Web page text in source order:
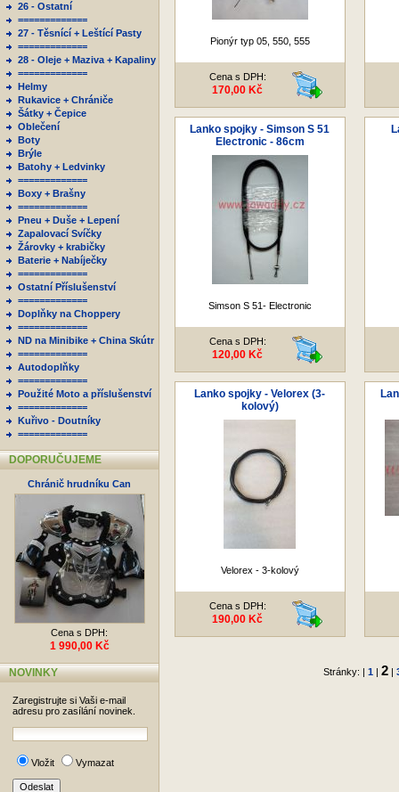
26 - Ostatní
=============
27 - Těsnící + Leštící Pasty
=============
28 - Oleje + Maziva + Kapaliny
=============
Helmy
Rukavice + Chrániče
Šátky + Čepice
Oblečení
Boty
Brýle
Batohy + Ledvinky
=============
Boxy + Brašny
=============
Pneu + Duše + Lepení
Zapalovací Svíčky
Žárovky + krabičky
Baterie + Nabíječky
=============
Ostatní Příslušenství
=============
Doplňky na Choppery
=============
ND na Minibike + China Skútr
=============
Autodoplňky
=============
Použité Moto a příslušenství
=============
Kuřivo - Doutníky
=============
DOPORUČUJEME
Chránič hrudníku Can
Cena s DPH:
1 990,00 Kč
NOVINKY
Zaregistrujte si Vaši e-mail
adresu pro zasílání novinek.
Vložit Vymazat
Pionýr typ 05, 550, 555
Cena s DPH:
170,00 Kč
Lanko spojky - Simson S 51
Electronic - 86cm
Simson S 51- Electronic
Cena s DPH:
120,00 Kč
Lanko spojky - Velorex (3-
kolový)
Velorex - 3-kolový
Cena s DPH:
190,00 Kč
Stránky: | 1| 2|